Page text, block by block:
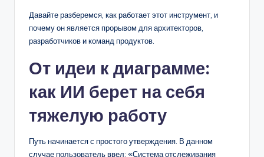
Давайте разберемся, как работает этот инструмент, и
почему он является прорывом для архитекторов,
разработчиков и команд продуктов.
От идеи к диаграмме:
как ИИ берет на себя
тяжелую работу
Путь начинается с простого утверждения. В данном
случае пользователь ввел: «Система отслеживания